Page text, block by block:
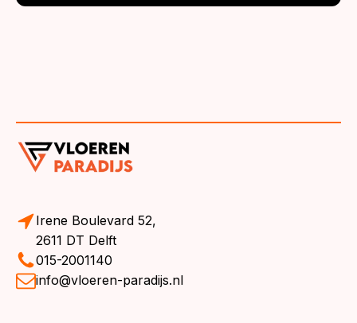
Irene Boulevard 52,
2611 DT Delft
015-2001140
info@vloeren-paradijs.nl